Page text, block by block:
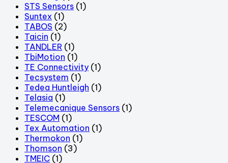
STS Sensors (1)
Suntex (1)
TABOS (2)
Taicin (1)
TANDLER (1)
TbiMotion (1)
TE Connectivity (1)
Tecsystem (1)
Tedea Huntleigh (1)
Telasia (1)
Telemecanique Sensors (1)
TESCOM (1)
Tex Automation (1)
Thermokon (1)
Thomson (3)
TMEIC (1)